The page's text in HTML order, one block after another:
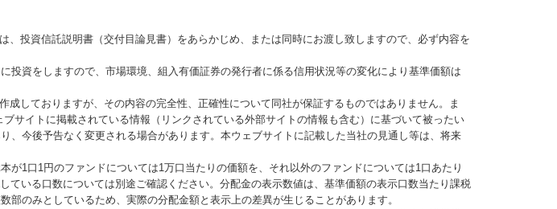
投資信託説明書（交付目論見書）をあらかじめ、または同時にお渡し致しますので、必ず内容を
資をしますので、市場環境、組入有価証券の発行者に係る信用状況等の変化により基準価額は
しておりますが、その内容の完全性、正確性について同社が保証するものではありません。ま
サイトに掲載されている情報（リンクされている外部サイトの情報も含む）に基づいて被ったい
今後予告なく変更される場合があります。本ウェブサイトに記載した当社の見通し等は、将来
1口1円のファンドについては1万口当たりの価額を、それ以外のファンドについては1口あたり
いる口数については別途ご確認ください。分配金の表示数値は、基準価額の表示口数当たり課税
のみとしているため、実際の分配金額と表示上の差異が生じることがあります。